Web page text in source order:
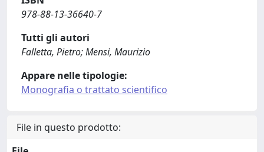
978-88-13-36640-7
Tutti gli autori
Falletta, Pietro; Mensi, Maurizio
Appare nelle tipologie:
Monografia o trattato scientifico
File in questo prodotto: